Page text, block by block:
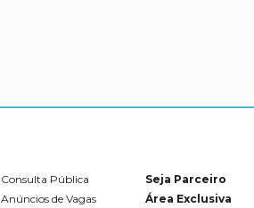
Consulta Pública
Anúncios de Vagas
Seja Parceiro
Área Exclusiva